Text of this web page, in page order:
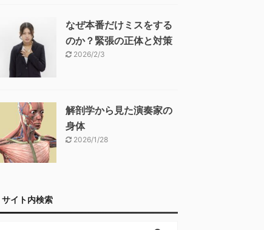
なぜ本番だけミスをする
のか？緊張の正体と対策
2026/2/3
解剖学から見た演奏家の
身体
2026/1/28
サイト内検索